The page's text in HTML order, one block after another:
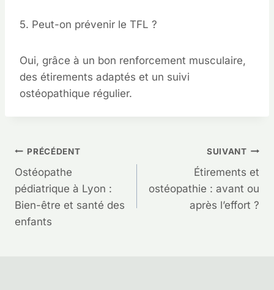
5. Peut-on prévenir le TFL ?
Oui, grâce à un bon renforcement musculaire,
des étirements adaptés et un suivi
ostéopathique régulier.
Navigation
de
l’article
PRÉCÉDENT
Ostéopathe
pédiatrique à Lyon :
Bien-être et santé des
enfants
SUIVANT
Étirements et
ostéopathie : avant ou
après l’effort ?